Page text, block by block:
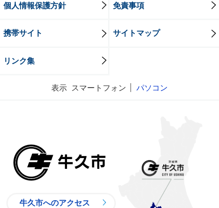
個人情報保護方針 免責事項
携帯サイト サイトマップ
リンク集
表示 スマートフォン パソコン
牛久市へのアクセス